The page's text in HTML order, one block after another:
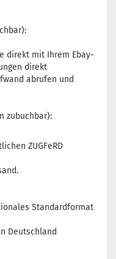
direkt mit Ihrem Ebay-
direkt
abrufen und
zubuchbar):
ZUGFeRD
Standardformat
Deutschland